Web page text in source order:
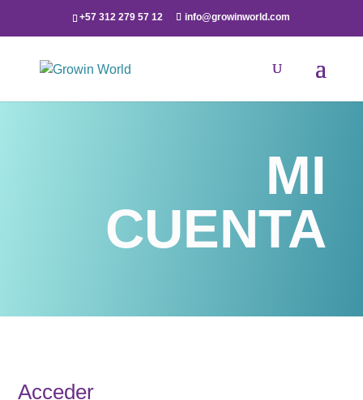
+57 312 279 57 12 info@growinworld.com
MI
CUENTA
Acceder